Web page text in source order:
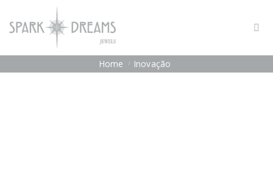
Home Inovação